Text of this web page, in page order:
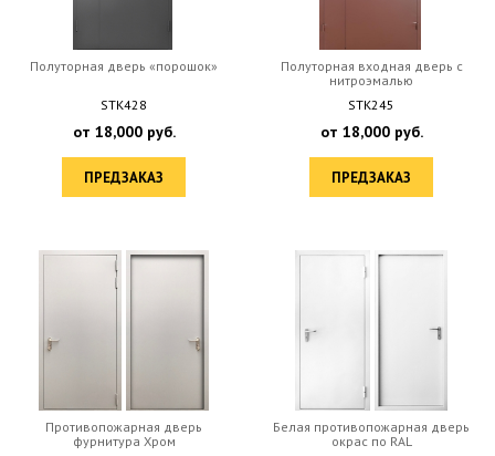
Полуторная дверь «порошок»
STK428
от 18,000руб.
ПРЕДЗАКАЗ
Полуторная входная дверь с
нитроэмалью
STK245
от 18,000руб.
ПРЕДЗАКАЗ
Противопожарная дверь
фурнитура Хром
Белая противопожарная дверь
окрас по RAL